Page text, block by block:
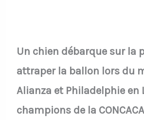
Un chien débarque sur la
attraper la ballon lors du
Alianza et Philadelphie en
champions de la